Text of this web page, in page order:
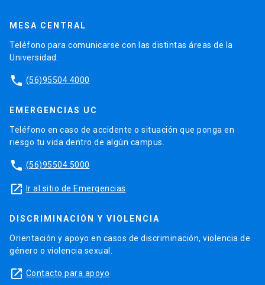
MESA CENTRAL
Teléfono para comunicarse con las distintas áreas de la
Universidad.
phone (56)95504 4000
EMERGENCIAS UC
Teléfono en caso de accidente o situación que ponga en
riesgo tu vida dentro de algún campus.
phone (56)95504 5000
launch Ir al sitio de Emergencias
DISCRIMINACIÓN Y VIOLENCIA
Orientación y apoyo en casos de discriminación, violencia de
género o violencia sexual.
launch Contacto para apoyo